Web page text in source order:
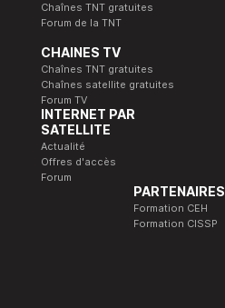
Chaînes TNT gratuites
Forum de la TNT
CHAINES TV
Chaînes TNT gratuites
Chaînes satellite gratuites
Forum TV
INTERNET PAR
SATELLITE
Actualité
Offres d'accès
Forum
PARTENAIRES
Formation CEH
Formation CISSP